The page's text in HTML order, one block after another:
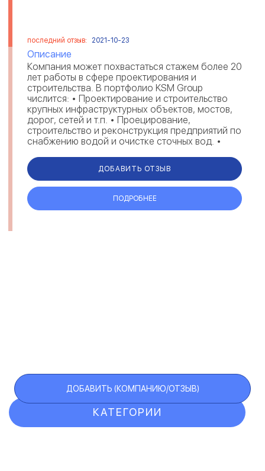
последний отзыв: 2021-10-23
Описание
Компания может похвастаться стажем более 20
лет работы в сфере проектирования и
строительства. В портфолио KSM Group
числится: • Проектирование и строительство
крупных инфраструктурных объектов, мостов,
дорог, сетей и т.п. • Проецирование,
строительство и реконструкция предприятий по
снабжению водой и очистке сточных вод. •
ДОБАВИТЬ ОТЗЫВ
ПОДРОБНЕЕ
КАТЕГОРИИ
ДОБАВИТЬ (КОМПАНИЮ/ОТЗЫВ)